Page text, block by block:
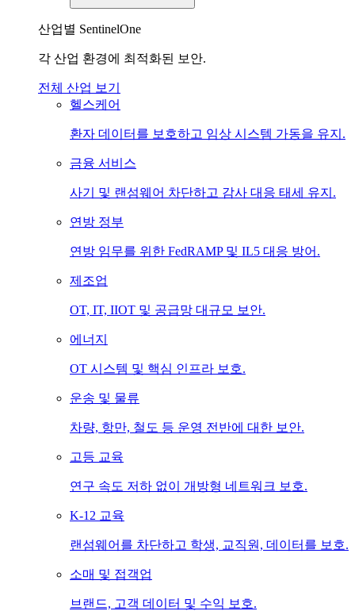
산업별 SentinelOne
각 산업 환경에 최적화된 보안.
전체 산업 보기
헬스케어
환자 데이터를 보호하고 임상 시스템 가동을 유지.
금융 서비스
사기 및 랜섬웨어 차단하고 감사 대응 태세 유지.
연방 정부
연방 임무를 위한 FedRAMP 및 IL5 대응 방어.
제조업
OT, IT, IIOT 및 공급망 대규모 보안.
에너지
OT 시스템 및 핵심 인프라 보호.
운송 및 물류
차량, 항만, 철도 등 운영 전반에 대한 보안.
고등 교육
연구 속도 저하 없이 개방형 네트워크 보호.
K-12 교육
랜섬웨어를 차단하고 학생, 교직원, 데이터를 보호.
소매 및 접객업
브랜드, 고객 데이터 및 수익 보호.